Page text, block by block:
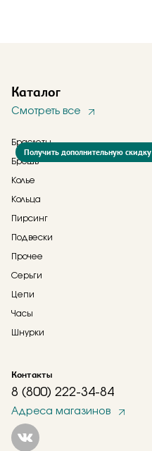
Каталог
Смотреть все
Браслеты
Брошь
Колье
Кольца
Пирсинг
Подвески
Прочее
Серьги
Цепи
Часы
Шнурки
Контакты
8 (800) 222-34-84
Адреса магазинов
Получить дополнительную скидку